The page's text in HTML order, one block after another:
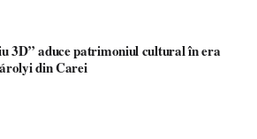
3D” aduce patrimoniul cultural în era
din Carei